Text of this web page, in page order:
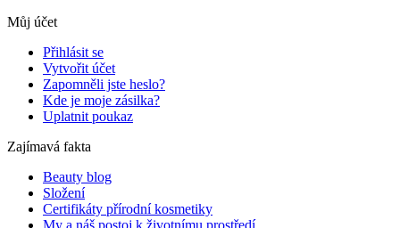
Můj účet
Přihlásit se
Vytvořit účet
Zapomněli jste heslo?
Kde je moje zásilka?
Uplatnit poukaz
Zajímavá fakta
Beauty blog
Složení
Certifikáty přírodní kosmetiky
My a náš postoj k životnímu prostředí